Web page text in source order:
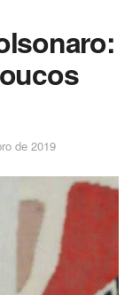
de 2019